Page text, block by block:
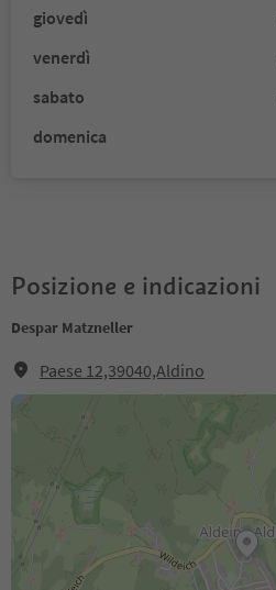
giovedì
venerdì
sabato
domenica
Posizione e indicazioni
Despar Matzneller
Paese 12,39040,Aldino